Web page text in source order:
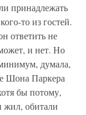
принадлежать
то из гостей.
ответить не
и нет. Но
думала,
Шона Паркера
бы потому,
жил, обитали